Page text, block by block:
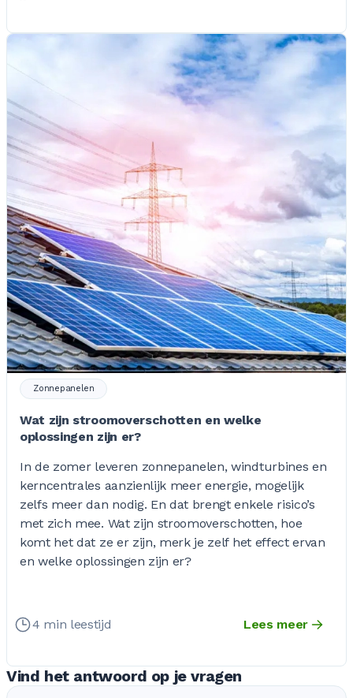
Zonnepanelen
Wat zijn stroomoverschotten en welke
oplossingen zijn er?
In de zomer leveren zonnepanelen, windturbines en
kerncentrales aanzienlijk meer energie, mogelijk
zelfs meer dan nodig. En dat brengt enkele risico’s
met zich mee. Wat zijn stroomoverschotten, hoe
komt het dat ze er zijn, merk je zelf het effect ervan
en welke oplossingen zijn er?
4 min leestijd Lees meer
Vind het antwoord op je vragen